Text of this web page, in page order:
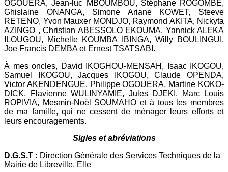
OGOUERA, Jean-luc MBOUMBOU, Stéphane ROGOMBE,
Ghislaine ONANGA, Simone Ariane KOWET, Steeve
RETENO, Yvon Mauxer MONDJO, Raymond AKITA, Nickyta
AZINGO , Christian ABESSOLO EKOUMA, Yannick ALEKA
ILOUGOU, Michelle KOUMBA IBINGA, Willy BOULINGUI,
Joe Francis DEMBA et Ernest TSATSABI.
À mes oncles, David IKOGHOU-MENSAH, Isaac IKOGOU,
Samuel IKOGOU, Jacques IKOGOU, Claude OPENDA,
Victor AKENDENGUE, Philippe OGOUERA, Martine KOKO-
DICK, Flavienne WULINYAMIE, Jules DJEKI, Marc Louis
ROPIVIA, Mesmin-Noël SOUMAHO et à tous les membres
de ma famille, qui ne cessent de ménager leurs efforts et
leurs encouragements.
Sigles et abréviations
D.G.S.T : Direction Générale des Services Techniques de la
Mairie de Libreville. Elle